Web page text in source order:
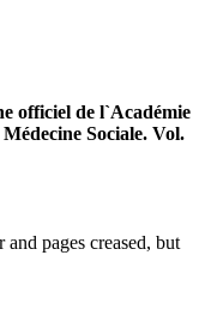
officiel de l`Académie
Sociale. Vol.
pages creased, but